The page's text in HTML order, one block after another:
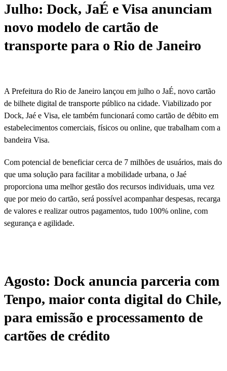
Julho: Dock, JaÉ e Visa anunciam
novo modelo de cartão de
transporte para o Rio de Janeiro
A Prefeitura do Rio de Janeiro lançou em julho o JaÉ, novo cartão
de bilhete digital de transporte público na cidade. Viabilizado por
Dock, Jaé e Visa, ele também funcionará como cartão de débito em
estabelecimentos comerciais, físicos ou online, que trabalham com a
bandeira Visa.
Com potencial de beneficiar cerca de 7 milhões de usuários, mais do
que uma solução para facilitar a mobilidade urbana, o Jaé
proporciona uma melhor gestão dos recursos individuais, uma vez
que por meio do cartão, será possível acompanhar despesas, recarga
de valores e realizar outros pagamentos, tudo 100% online, com
segurança e agilidade.
Agosto: Dock anuncia parceria com
Tenpo, maior conta digital do Chile,
para emissão e processamento de
cartões de crédito